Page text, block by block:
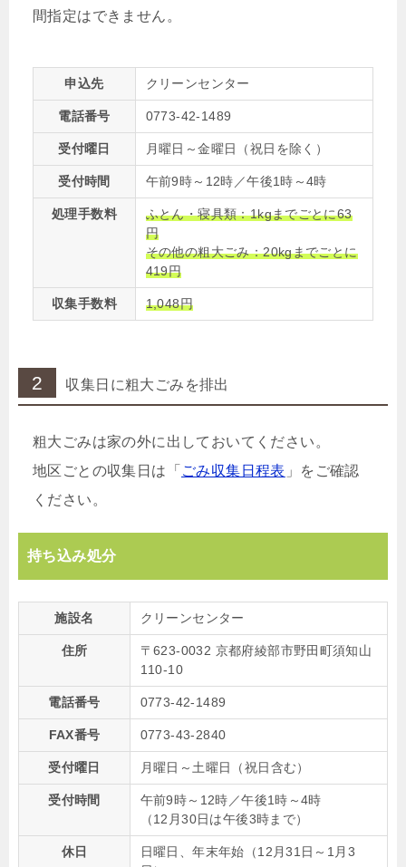
間指定はできません。
申込先 クリーンセンター
電話番号 0773-42-1489
受付曜日 月曜日～金曜日（祝日を除く）
受付時間 午前9時～12時／午後1時～4時
処理手数料
ふとん・寝具類：1kgまでごとに63
円
その他の粗大ごみ：20kgまでごとに
419円
収集手数料 1,048円
2 収集日に粗大ごみを排出
粗大ごみは家の外に出しておいてください。
地区ごとの収集日は「 ごみ収集日程表 」をご確認
ください。
持ち込み処分
施設名 クリーンセンター
住所
〒623-0032 京都府綾部市野田町須知山
110-10
電話番号 0773-42-1489
FAX番号 0773-43-2840
受付曜日 月曜日～土曜日（祝日含む）
受付時間
午前9時～12時／午後1時～4時
（12月30日は午後3時まで）
休日
日曜日、年末年始（12月31日～1月3